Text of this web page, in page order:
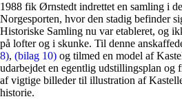
1988 fik Ørnstedt indrettet en samling i
Norgesporten, hvor den stadig befinder
Historiske Samling nu var etableret, og
på lofter og i skunke. Til denne
8), (bilag 10) og tilmed en model af
udarbejdet en egentlig udstillingsplan og
af vigtige billeder til illustration af
historie.